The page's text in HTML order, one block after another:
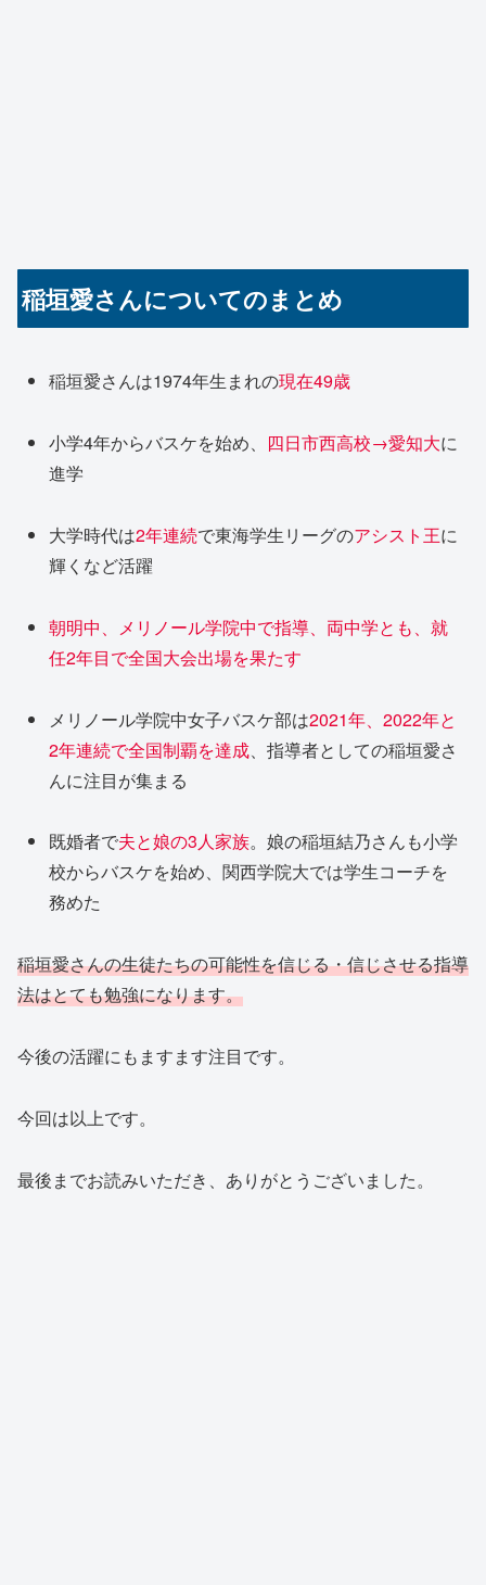
稲垣愛さんについてのまとめ
稲垣愛さんは1974年生まれの現在49歳
小学4年からバスケを始め、 四日市西高校→愛知大に
進学
大学時代は2年連続で東海学生リーグのアシスト王に
輝くなど活躍
朝明中、メリノール学院中で指導、両中学とも、就
任2年目で全国大会出場を果たす
メリノール学院中女子バスケ部は2021年、2022年と
2年連続で全国制覇を達成、指導者としての稲垣愛さ
んに注目が集まる
既婚者で夫と娘の3人家族。娘の稲垣結乃さんも小学
校からバスケを始め、関西学院大では学生コーチを
務めた
稲垣愛さんの生徒たちの可能性を信じる・信じさせる指導
法はとても勉強になります。
今後の活躍にもますます注目です。
今回は以上です。
最後までお読みいただき、ありがとうございました。